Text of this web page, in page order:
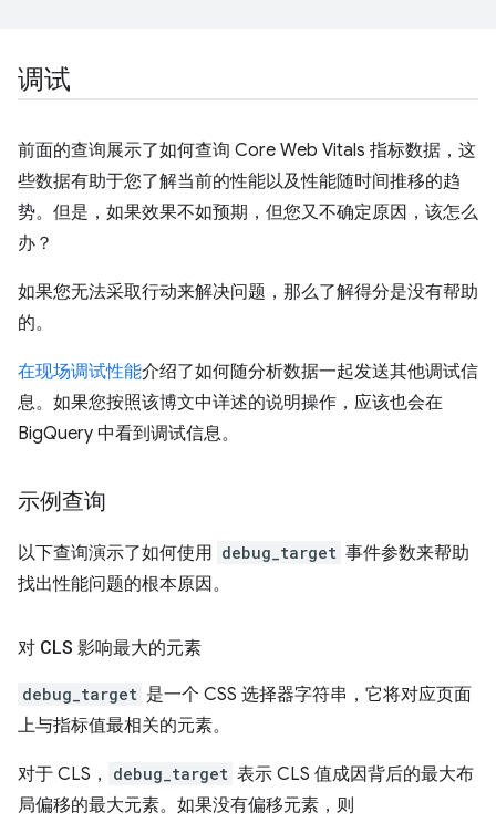
调试
前面的查询展示了如何查询 Core Web Vitals 指标数据，这
些数据有助于您了解当前的性能以及性能随时间推移的趋
势。但是，如果效果不如预期，但您又不确定原因，该怎么
办？
如果您无法采取行动来解决问题，那么了解得分是没有帮助
的。
在现场调试性能介绍了如何随分析数据一起发送其他调试信
息。如果您按照该博文中详述的说明操作，应该也会在
BigQuery 中看到调试信息。
示例查询
以下查询演示了如何使用 debug_target 事件参数来帮助
找出性能问题的根本原因。
对 CLS 影响最大的元素
debug_target 是一个 CSS 选择器字符串，它将对应页面
上与指标值最相关的元素。
对于 CLS， debug_target 表示 CLS 值成因背后的最大布
局偏移的最大元素。如果没有偏移元素，则